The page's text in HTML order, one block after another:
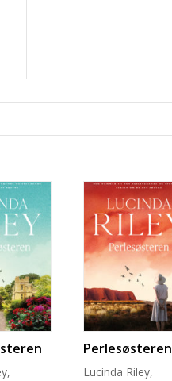
Perlesøsteren
Lucinda Riley,